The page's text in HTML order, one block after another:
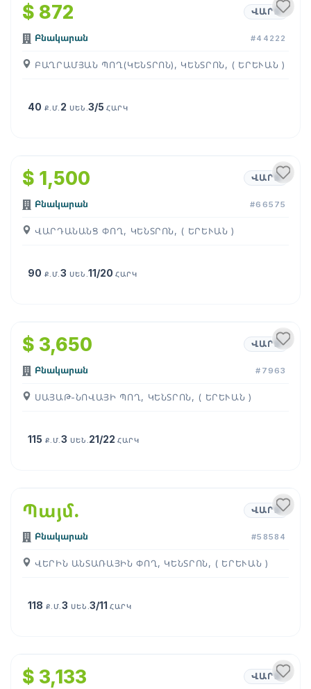
$ 872 ՎԱՐՁ
Բնակարան #44222
ԲԱՂՐԱՄՅԱՆ ՊՈՂ(ԿԵՆՏՐՈՆ), ԿԵՆՏՐՈՆ, ( ԵՐԵՒԱՆ )
40 Ք.Մ. 2 ՍԵՆ.3/5ՀԱՐԿ
$ 1,500 ՎԱՐՁ
Բնակարան #66575
ՎԱՐԴԱՆԱՆՑ ՓՈՂ, ԿԵՆՏՐՈՆ, ( ԵՐԵՒԱՆ )
90 Ք.Մ.3 ՍԵՆ.11/20ՀԱՐԿ
$ 3,650 ՎԱՐՁ
Բնակարան #7963
ՍԱՅԱԹ-ՆՈՎԱՅԻ ՊՈՂ, ԿԵՆՏՐՈՆ, ( ԵՐԵՒԱՆ )
115 Ք.Մ.3 ՍԵՆ. 21/22ՀԱՐԿ
Պայմ․ ՎԱՐՁ
Բնակարան #58584
ՎԵՐԻՆ ԱՆՏԱՌԱՅԻՆ ՓՈՂ, ԿԵՆՏՐՈՆ, ( ԵՐԵՒԱՆ )
118 Ք.Մ.3 ՍԵՆ.3/11ՀԱՐԿ
$ 3,133 ՎԱՐՁ